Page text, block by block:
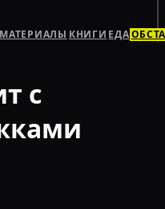
МАТЕРИАЛЫ КНИГИ ЕДА
с